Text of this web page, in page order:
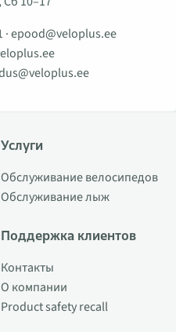
·epood@veloplus.ee
Услуги
Обслуживание велосипедов
Обслуживание лыж
Поддержка клиентов
Контакты
О компании
Product safety recall